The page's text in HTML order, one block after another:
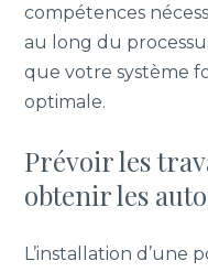
compétences
au long du
que votre système
optimale.
Prévoir les
obtenir les
L’installation d’une